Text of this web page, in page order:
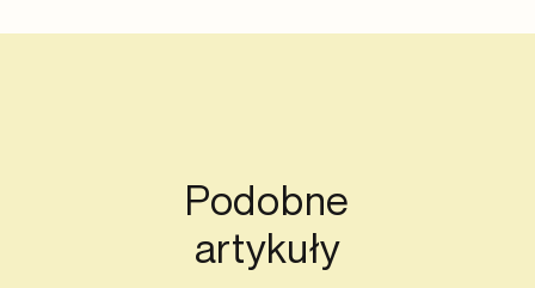
Podobne
artykuły